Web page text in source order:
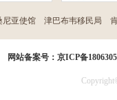
尼亚使馆 津巴布韦移民局
网站备案号： 京ICP备